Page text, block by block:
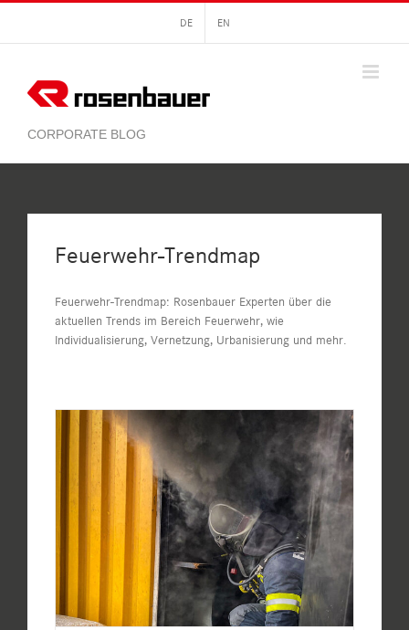
springen
DE EN
Feuerwehr-Trendmap
Feuerwehr-Trendmap: Rosenbauer Experten über die
aktuellen Trends im Bereich Feuerwehr, wie
Individualisierung, Vernetzung, Urbanisierung und mehr.